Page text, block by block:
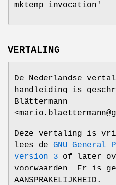
mktemp invocation'
VERTALING
De Nederlandse
handleiding is
Blättermann
Deze vertaling is
lees de GNU General
Version 3 of later
voorwaarden. Er is
AANSPRAKELIJKHEID.